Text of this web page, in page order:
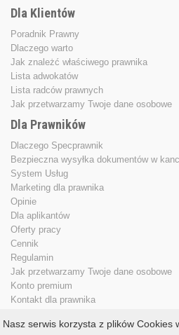
Dla Klientów
Poradnik Prawny
Dlaczego warto
Jak znależć właściwego prawnika
Lista adwokatów
Lista radców prawnych
Jak przetwarzamy Twoje dane osobowe
Dla Prawników
Dlaczego Specprawnik
Bezpieczna wysyłka dokumentów w
System Usług
Marketing dla prawnika
Opinie
Dla aplikantów
Oferty pracy
Cennik
Regulamin
Jak przetwarzamy Twoje dane osobowe
Konto premium
Kontakt dla prawnika
Nasz serwis korzysta z plików Cookies